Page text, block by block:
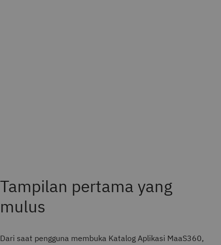
Tampilan pertama yang
mulus
Dari saat pengguna membuka Katalog Aplikasi MaaS360,